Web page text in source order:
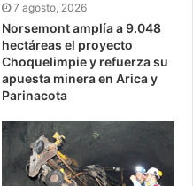
7 agosto, 2026
Norsemont amplía a 9.048
hectáreas el proyecto
Choquelimpie y refuerza su
apuesta minera en Arica y
Parinacota